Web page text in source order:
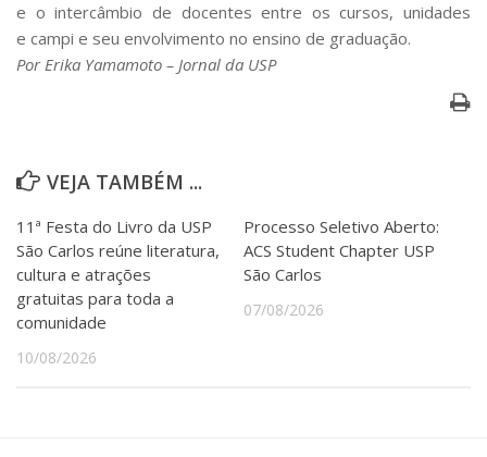
e o intercâmbio de docentes entre os cursos, unidades
e campi e seu envolvimento no ensino de graduação.
PorErika Yamamoto – Jornal da USP
VEJA TAMBÉM ...
11ª Festa do Livro da USP
São Carlos reúne literatura,
cultura e atrações
gratuitas para toda a
comunidade
10/08/2026
Processo Seletivo Aberto:
ACS Student Chapter USP
São Carlos
07/08/2026